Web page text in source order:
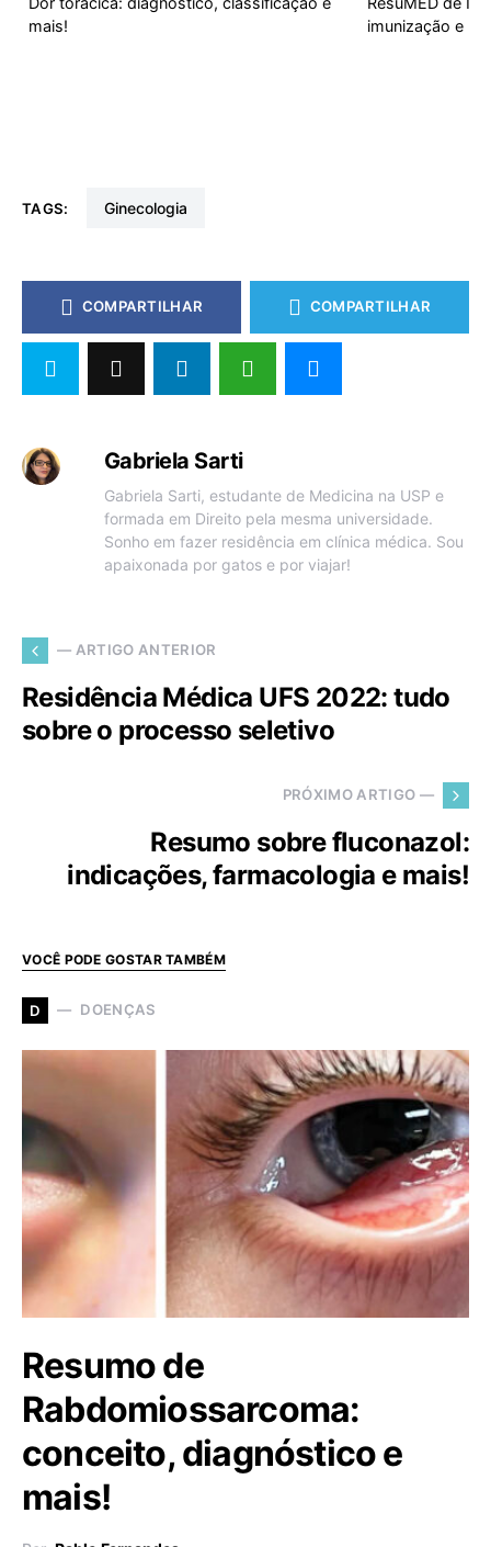
mais!
imunização e
TAGS: Ginecologia
COMPARTILHAR COMPARTILHAR
Gabriela Sarti
Gabriela Sarti, estudante de Medicina na USP e
formada em Direito pela mesma universidade.
Sonho em fazer residência em clínica médica. Sou
apaixonada por gatos e por viajar!
— ARTIGO ANTERIOR
Residência Médica UFS 2022: tudo
sobre o processo seletivo
PRÓXIMO ARTIGO —
Resumo sobre fluconazol:
indicações, farmacologia e mais!
VOCÊ PODE GOSTAR TAMBÉM
D DOENÇAS
Resumo de
Rabdomiossarcoma:
conceito, diagnóstico e
mais!